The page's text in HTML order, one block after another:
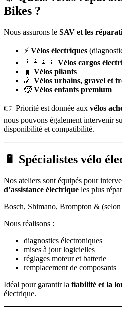
Bikes ?
Nous assurons le SAV et les
⚡ Vélos électriques
👨‍👩‍👧‍👦 Vélos cargos
🧳 Vélos pliants
🚴 Vélos urbains, gravel et
🧒 Vélos enfants premium
👉 Priorité est donnée aux vélos
nous pouvons également intervenir
disponibilité et compatibilité.
🔋 Spécialistes vélo
Nos ateliers sont équipés pour
d’assistance électrique les plus
Bosch, Shimano, Brompton & (selon
Nous réalisons :
diagnostics électroniques
mises à jour logicielles
réglages moteur et batterie
remplacement de composants
Idéal pour garantir la fiabilité et la
électrique.